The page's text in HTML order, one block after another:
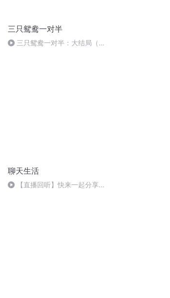
三只鸳鸯一对半
三只鸳鸯一对半：大结局（完
聊天生活
【直播回听】快来一起分享快